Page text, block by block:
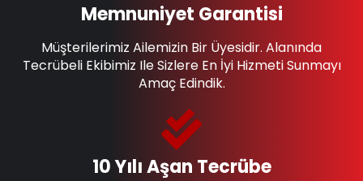
10 Yılı Aşan Tecrübe
Memnuniyet Garantisi
Müşterilerimiz Ailemizin Bir Üyesidir. Alanında
Tecrübeli Ekibimiz Ile Sizlere En İyi Hizmeti Sunmayı
Amaç Edindik.